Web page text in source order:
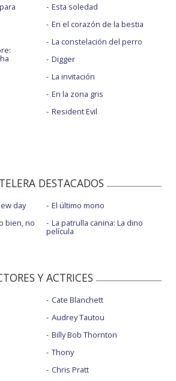
Esta soledad
En el corazón de la bestia
La constelación del perro
Digger
La invitación
En la zona gris
Resident Evil
DESTACADOS
day
bien, no
El último mono
La patrulla canina: La dino
película
Y ACTRICES
Cate Blanchett
Audrey Tautou
Billy Bob Thornton
Thony
Chris Pratt